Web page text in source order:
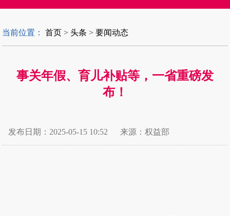
当前位置： 首页 >头条 >要闻动态
事关年假、育儿补贴等，一省重磅发
布！
发布日期：2025-05-15 10:52 来源：权益部